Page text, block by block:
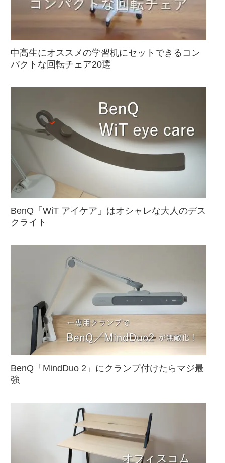
中高生にオススメの学習机にセットできるコン
パクトな回転チェア20選
BenQ「WiT アイケア」はオシャレな大人のデス
クライト
BenQ「MindDuo 2」にクランプ付けたらマジ最
強